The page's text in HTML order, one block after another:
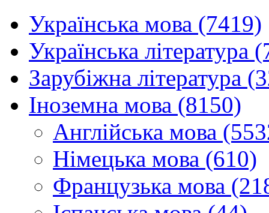
Українська мова (7419)
Українська література
Зарубіжна література
Іноземна мова (8150)
Англійська мова
Німецька мова (610)
Французька мова